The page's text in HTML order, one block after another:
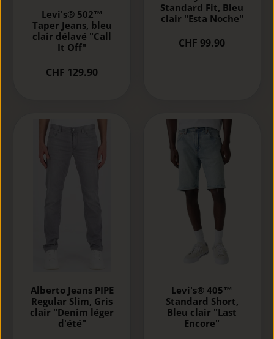
Levi's® 502™
Taper Jeans, bleu
clair délavé "Call
It Off"
CHF 129.90
Standard Fit, Bleu
clair "Esta Noche"
CHF 99.90
Alberto Jeans PIPE
Regular Slim, Gris
clair "Denim léger
d'été"
Levi's® 405™
Standard Short,
Bleu clair "Last
Encore"